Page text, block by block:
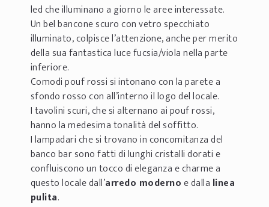
led che illuminano a giorno le aree interessate.
Un bel bancone scuro con vetro specchiato
illuminato, colpisce l’attenzione, anche per merito
della sua fantastica luce fucsia/viola nella parte
inferiore.
Comodi pouf rossi si intonano con la parete a
sfondo rosso con all’interno il logo del locale.
I tavolini scuri, che si alternano ai pouf rossi,
hanno la medesima tonalità del soffitto.
I lampadari che si trovano in concomitanza del
banco bar sono fatti di lunghi cristalli dorati e
confluiscono un tocco di eleganza e charme a
questo locale dall’arredo modernoe dalla linea
pulita.